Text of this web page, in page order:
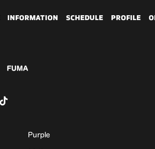
INFORMATION SCHEDULE PROFILE
FUMA
Purple